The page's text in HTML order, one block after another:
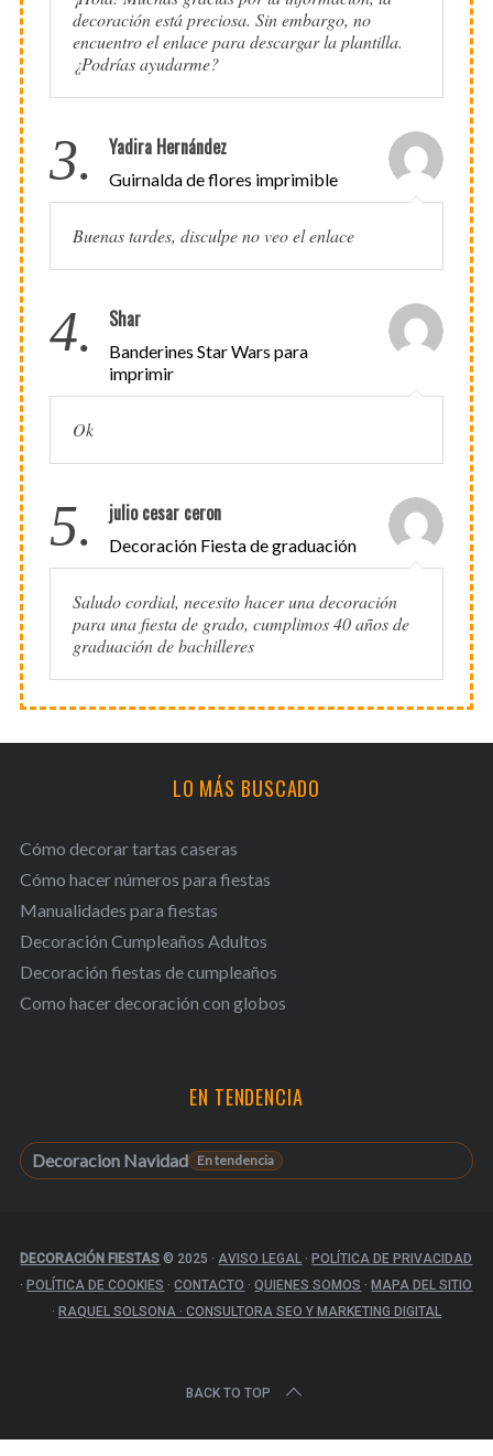
decoración está preciosa. Sin embargo, no
encuentro el enlace para descargar la plantilla.
¿Podrías ayudarme?
3. Yadira Hernández
Guirnalda de flores imprimible
Buenas tardes, disculpe no veo el enlace
4. Shar
Banderines Star Wars para
imprimir
Ok
5. julio cesar ceron
Decoración Fiesta de graduación
Saludo cordial, necesito hacer una decoración
para una fiesta de grado, cumplimos 40 años de
graduación de bachilleres
LO MÁS BUSCADO
Cómo decorar tartas caseras
Cómo hacer números para fiestas
Manualidades para fiestas
Decoración Cumpleaños Adultos
Decoración fiestas de cumpleaños
Como hacer decoración con globos
EN TENDENCIA
Decoracion Navidad
DECORACIÓN FIESTAS © 2025 · AVISO LEGAL · POLÍTICA DE PRIVACIDAD
· POLÍTICA DE COOKIES · CONTACTO · QUIENES SOMOS · MAPA DEL SITIO
· RAQUEL SOLSONA · CONSULTORA SEO Y MARKETING DIGITAL
BACK TO TOP